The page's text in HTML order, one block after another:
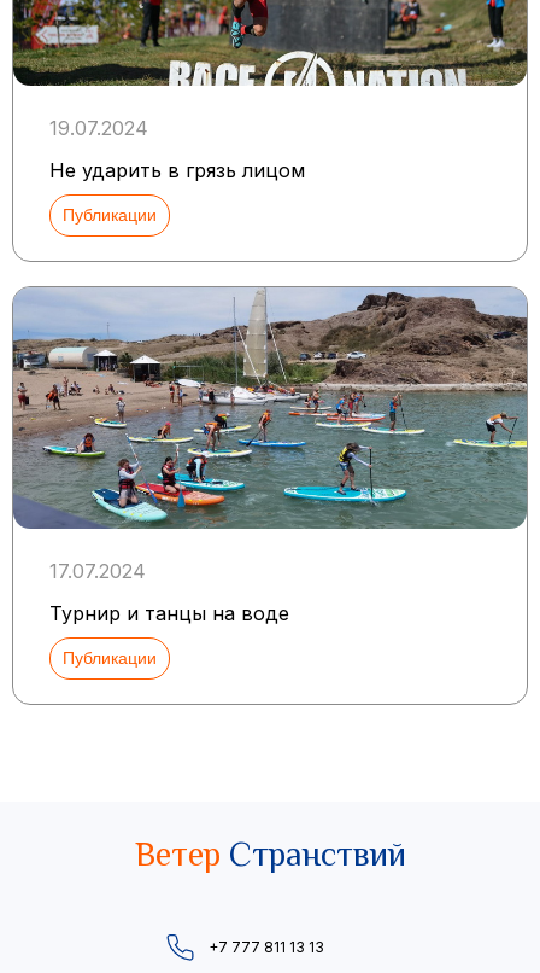
19.07.2024
Не ударить в грязь лицом
Публикации
17.07.2024
Турнир и танцы на воде
Публикации
Ветер Странствий
+7 777 811 13 13